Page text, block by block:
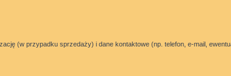
(w przypadku sprzedaży) i dane kontaktowe (np. telefon, e-mail,